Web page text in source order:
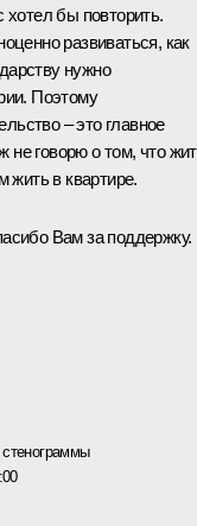
хотел бы повторить.
развиваться, как
нужно
Поэтому
– это главное
говорю о том, что
жить в квартире.
Вам за поддержку.